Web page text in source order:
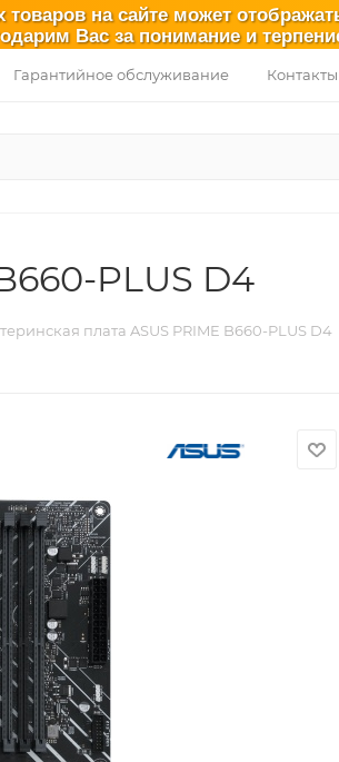
на сайте может
Вас за понимание и
Гарантийное обслуживание Контакты
PLUS D4
плата ASUS PRIME B660-PLUS D4